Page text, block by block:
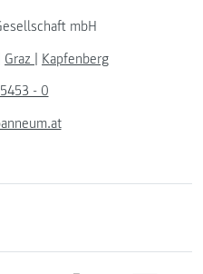
mbH
Graz | Kapfenberg
- 0